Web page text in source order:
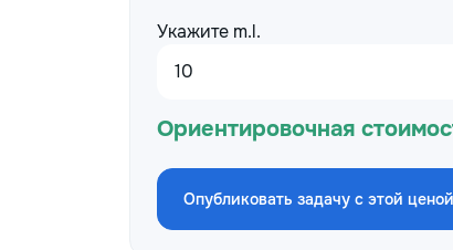
Укажите m.l.
Ориентировочная
Опубликовать задачу с этой ценой